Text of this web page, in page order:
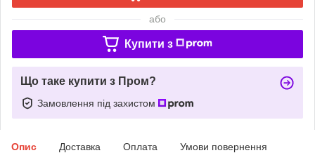
або
Купити з
Що таке купити з Пром?
Замовлення під захистом
Опис Доставка Оплата Умови повернення